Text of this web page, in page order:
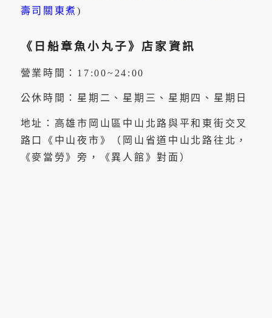
壽司關東煮)
《日船章魚小丸子》店家資訊
營業時間：17:00~24:00
公休時間：星期二、星期三、星期四、星期日
地址：高雄市岡山區中山北路與平和東街交叉
路口《中山夜市》（岡山省道中山北路往北，
《麥當勞》旁，《異人館》對面）